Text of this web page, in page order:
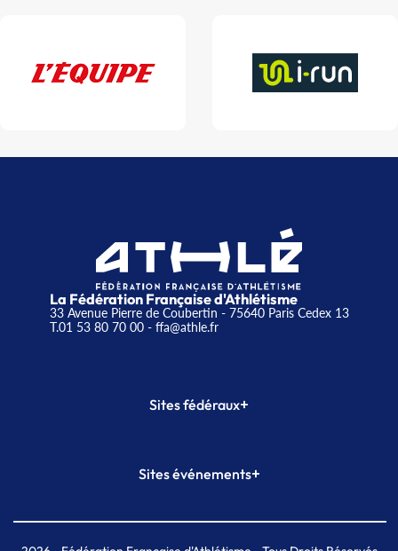
La Fédération Française d'Athlétisme
33 Avenue Pierre de Coubertin - 75640 Paris Cedex 13
T.01 53 80 70 00- ffa@athle.fr
Sites fédéraux+
Plateforme Formation
Sites événements+
Meeting de Paris indoor